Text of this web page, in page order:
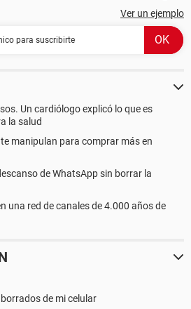
Ver un ejemplo
Un cardiólogo explicó lo que es
la salud
te manipulan para comprar más en
de WhatsApp sin borrar la
una red de canales de 4.000 años de
de mi celular